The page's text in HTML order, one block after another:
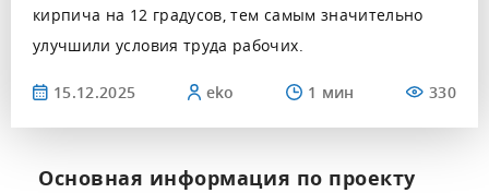
кирпича на 12 градусов, тем самым значительно
улучшили условия труда рабочих.
15.12.2025 eko 330
Основная информация по проекту